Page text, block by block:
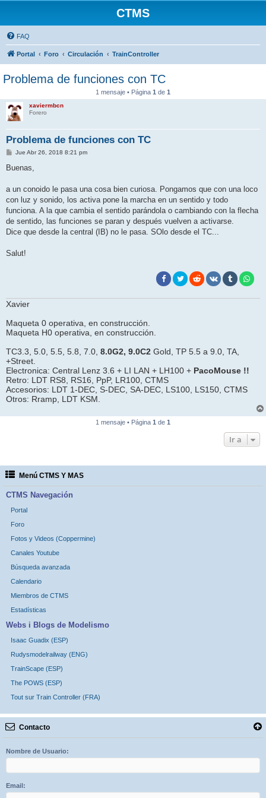
CTMS
FAQ
Portal Foro Circulación TrainController
Problema de funciones con TC
1 mensaje • Página 1 de 1
xaviermbcn
Forero
Problema de funciones con TC
M
n
j
Jue Abr 26, 2018 8:21 pm
Buenas,
a un conoido le pasa una cosa bien curiosa. Pongamos que con una loco
con luz y sonido, los activa pone la marcha en un sentido y todo
funciona. A la que cambia el sentido parándola o cambiando con la flecha
de sentido, las funciones se paran y después vuelven a activarse.
Dice que desde la central (IB) no le pasa. SOlo desde el TC...
Salut!
Xavier
Maqueta 0 operativa, en construcción.
Maqueta H0 operativa, en construcción.
TC3.3, 5.0, 5.5, 5.8, 7.0, 8.0G2, 9.0C2 Gold, TP 5.5 a 9.0, TA,
+Street.
Electronica: Central Lenz 3.6 + LI LAN + LH100 + PacoMouse !!
Retro: LDT RS8, RS16, PpP, LR100, CTMS
Accesorios: LDT 1-DEC, S-DEC, SA-DEC, LS100, LS150, CTMS
Otros: Rramp, LDT KSM.
1 mensaje • Página 1 de 1
Ir a
Menú CTMS Y MAS
CTMS Navegación
Portal
Foro
Fotos y Videos (Coppermine)
Canales Youtube
Búsqueda avanzada
Calendario
Miembros de CTMS
Estadísticas
Webs i Blogs de Modelismo
Isaac Guadix (ESP)
Rudysmodelrailway (ENG)
TrainScape (ESP)
The POWS (ESP)
Tout sur Train Controller (FRA)
Contacto
Nombre de Usuario:
Email: